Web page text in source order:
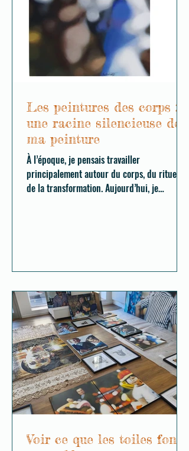
Les peintures des corps :
une racine silencieuse de
ma peinture
À l’époque, je pensais travailler
principalement autour du corps, du rituel et
de la transformation. Aujourd’hui, je
silencieusement une manière d’être au
monde.
Voir ce que les toiles font